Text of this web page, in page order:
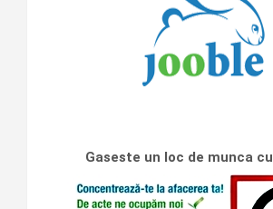
Gaseste un loc de munca cu